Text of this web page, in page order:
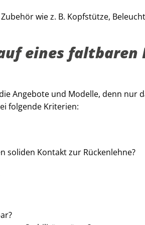
wie z. B. Kopfstütze,
eines faltbaren
Angebote und Modelle, denn nur
folgende Kriterien:
soliden Kontakt zur Rückenlehne?